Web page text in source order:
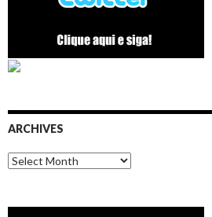
ARCHIVES
Archives